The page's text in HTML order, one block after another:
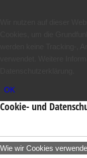
OK
Cookie- und
Wie wir Cookies